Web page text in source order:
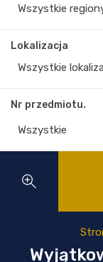
Wszystkie
Lokalizacja
Wszystkie
Nr przedmiotu.